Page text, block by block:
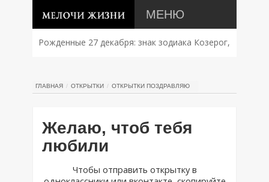
МЕНЮ
Рожденные 27 декабря: знак зодиака Козерог,
ГЛАВНАЯ ОТКРЫТКИ ОТКРЫТКИ ПОЗДРАВЛЯЮ
Желаю, чтоб тебя
любили
Чтобы отправить открытку в